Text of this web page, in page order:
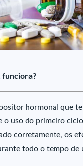
funciona?
hormonal que
o uso do primeiro
corretamente, os
todo o tempo de